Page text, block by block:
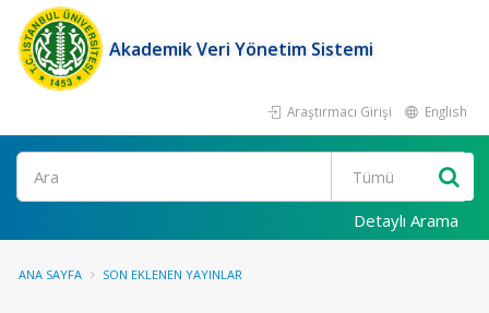
Akademik Veri Yönetim Sistemi
Araştırmacı Girişi English
Ara
Detaylı Arama
ANA SAYFA SON EKLENEN YAYINLAR